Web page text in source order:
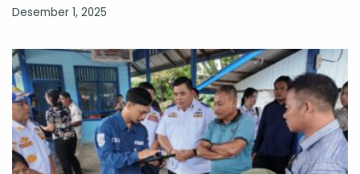
Desember 1, 2025